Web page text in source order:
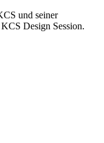
und seiner
Design Session.